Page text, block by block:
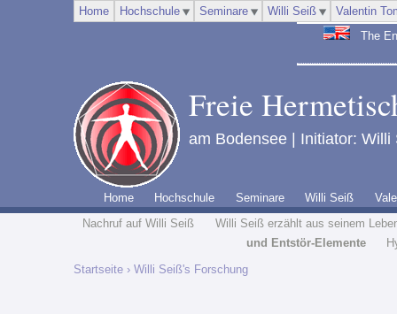
Home Hochschule Seminare Willi Seiß
Valentin
The
Freie
am Bodensee | Initiator: Willi
Home Hochschule Seminare Willi Seiß
Nachruf auf Willi Seiß
Willi Seiß erzählt aus seinem
und Entstör-Elemente
Startseite› Willi Seiß's Forschung